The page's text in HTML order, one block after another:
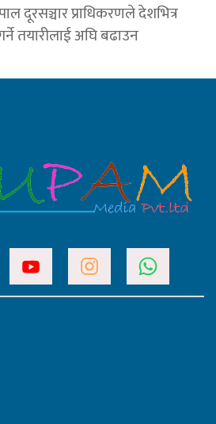
दूरसञ्चार प्राधिकरणले देशभित्र
तयारीलाई अघि बढाउन